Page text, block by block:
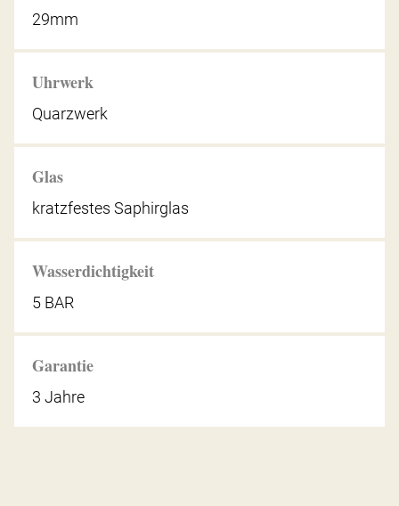
29mm
Uhrwerk
Quarzwerk
Glas
kratzfestes Saphirglas
Wasserdichtigkeit
5 BAR
Garantie
3 Jahre